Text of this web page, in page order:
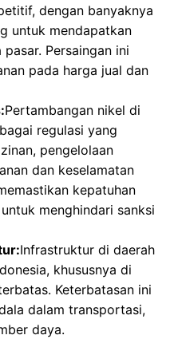
dengan banyaknya
untuk mendapatkan
Persaingan ini
pada harga jual dan
Pertambangan nikel di
regulasi yang
pengelolaan
dan keselamatan
kepatuhan
menghindari sanksi
Infrastruktur di daerah
khususnya di
Keterbatasan ini
dalam transportasi,
daya.